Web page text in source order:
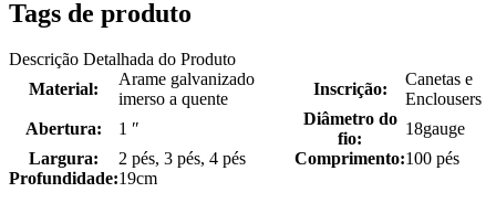
Tags de produto
Descrição Detalhada do Produto
Material:
Arame galvanizado
imerso a quente
Inscrição:
Canetas e
Enclousers
Abertura:
1 ″
Diâmetro do
fio:
18gauge
Largura:
2 pés, 3 pés, 4 pés Comprimento:100 pés
Profundidade:19cm